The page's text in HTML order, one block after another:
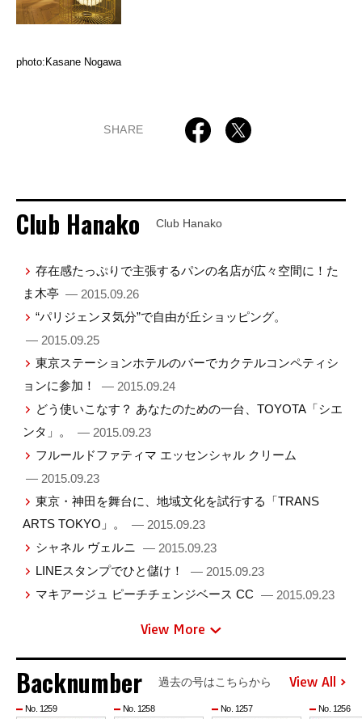
photo:Kasane Nogawa
SHARE
Club Hanako Club Hanako
存在感たっぷりで主張するパンの名店が広々空間に！た
ま木亭 — 2015.09.26
“パリジェンヌ気分”で自由が丘ショッピング。
— 2015.09.25
東京ステーションホテルのバーでカクテルコンペティシ
ョンに参加！
— 2015.09.24
どう使いこなす？ あなたのための一台、TOYOTA「シエ
ンタ」。
— 2015.09.23
フルールドファティマ エッセンシャル クリーム
— 2015.09.23
東京・神田を舞台に、地域文化を試行する「TRANS
ARTS TOKYO」。
— 2015.09.23
シャネル ヴェルニ — 2015.09.23
LINEスタンプでひと儲け！
— 2015.09.23
マキアージュ ピーチチェンジベース CC — 2015.09.23
View More
Backnumber 過去の号はこちらから View All
No. 1259 No. 1258 No. 1257 No. 1256